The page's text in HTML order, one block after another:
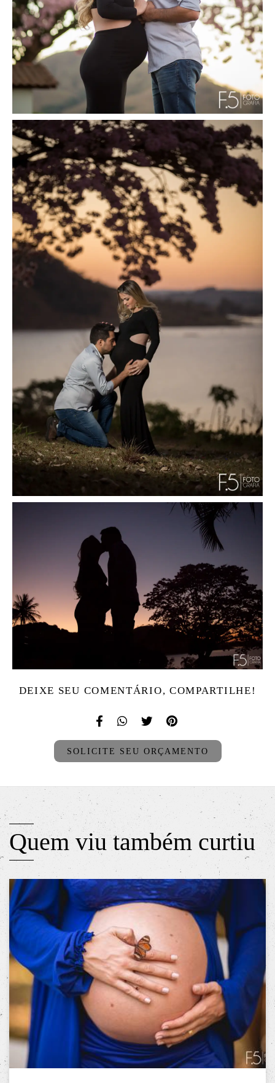
DEIXE SEU COMENTÁRIO, COMPARTILHE!
SOLICITE SEU ORÇAMENTO
Quem viu também curtiu